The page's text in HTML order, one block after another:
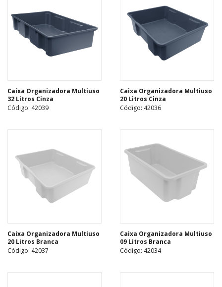
Caixa Organizadora Multiuso
32 Litros Cinza
Código: 42039
Caixa Organizadora Multiuso
20 Litros Cinza
Código: 42036
Caixa Organizadora Multiuso
20 Litros Branca
Código: 42037
Caixa Organizadora Multiuso
09 Litros Branca
Código: 42034